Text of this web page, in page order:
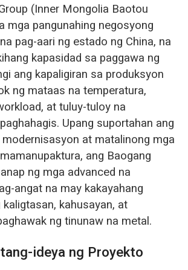
(Inner Mongolia Baotou
mga pangunahing negosyong
pag-aari ng estado ng China, na
kapasidad sa paggawa ng
ang kapaligiran sa produksyon
ng mataas na temperatura,
at tuluy-tuloy na
Upang suportahan ang
at matalinong mga
ang Baogang
ng mga advanced na
angat na may kakayahang
kahusayan, at
ng tinunaw na metal.
ideya ng Proyekto